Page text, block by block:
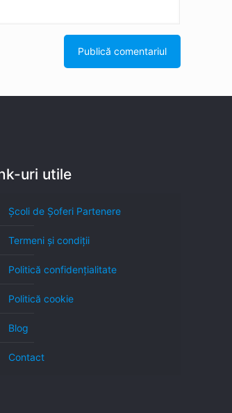
uri utile
Școli de Șoferi Partenere
Termeni şi condiţii
Politică confidenţialitate
Politică cookie
Blog
Contact